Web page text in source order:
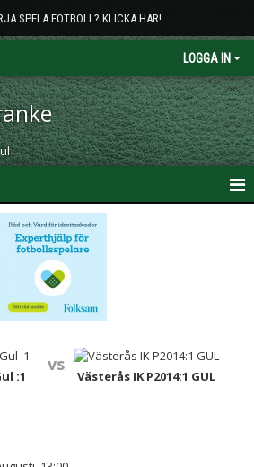
SPELA FOTBOLL? KLICKA HÄR!
LOGGA IN
:1
vs
Västerås IK P2014:1 GUL